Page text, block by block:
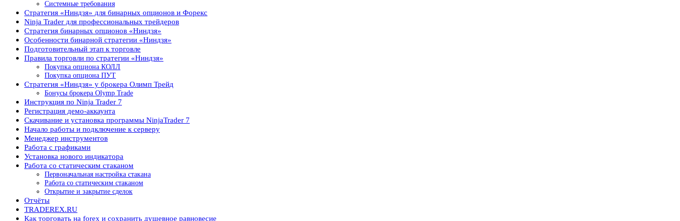
Системные требования
Стратегия «Ниндзя» для бинарных опционов и Форекс
Ninja Trader для профессиональных трейдеров
Стратегия бинарных опционов «Ниндзя»
Особенности бинарной стратегии «Ниндзя»
Подготовительный этап к торговле
Правила торговли по стратегии «Ниндзя»
Покупка опциона КОЛЛ
Покупка опциона ПУТ
Стратегия «Ниндзя» у брокера Олимп Трейд
Бонусы брокера Olymp Trade
Инструкция по Ninja Trader 7
Регистрация демо-аккаунта
Скачивание и установка программы NinjaTrader 7
Начало работы и подключение к серверу
Менеджер инструментов
Работа с графиками
Установка нового индикатора
Работа со статическим стаканом
Первоначальная настройка стакана
Работа со статическим стаканом
Открытие и закрытие сделок
Отчёты
TRADEREX.RU
Как торговать на forex и сохранить душевное равновесие